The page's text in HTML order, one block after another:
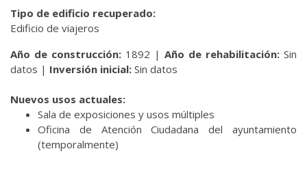
Tipo de edificio recuperado:
Edificio de viajeros
Año de construcción: 1892 | Año de rehabilitación: Sin
datos | Inversión inicial: Sin datos
Nuevos usos actuales:
Sala de exposiciones y usos múltiples
Oficina de Atención Ciudadana del ayuntamiento
(temporalmente)